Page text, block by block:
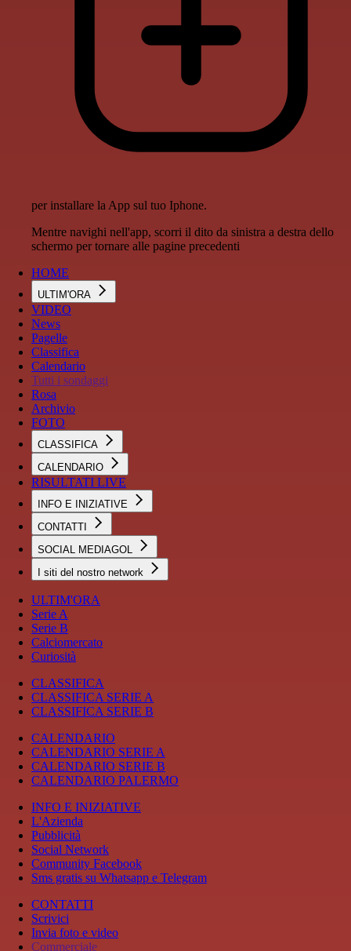
per installare la App sul tuo Iphone.
Mentre navighi nell'app, scorri il dito da sinistra a destra dello
schermo per tornare alle pagine precedenti
HOME
ULTIM'ORA
VIDEO
News
Pagelle
Classifica
Calendario
Tutti i sondaggi
Rosa
Archivio
FOTO
CLASSIFICA
CALENDARIO
RISULTATI LIVE
INFO E INIZIATIVE
CONTATTI
SOCIAL MEDIAGOL
I siti del nostro network
ULTIM'ORA
Serie A
Serie B
Calciomercato
Curiosità
CLASSIFICA
CLASSIFICA SERIE A
CLASSIFICA SERIE B
CALENDARIO
CALENDARIO SERIE A
CALENDARIO SERIE B
CALENDARIO PALERMO
INFO E INIZIATIVE
L'Azienda
Pubblicità
Social Network
Community Facebook
Sms gratis su Whatsapp e Telegram
CONTATTI
Scrivici
Invia foto e video
Commerciale